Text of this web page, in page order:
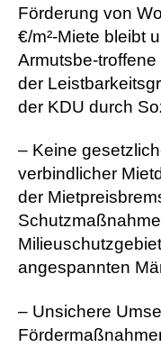
Förderung von
€/m²-Miete bleibt
Armutsbe-
der
der KDU durch
– Keine
verbindlicher
der
angespannten
– Unsichere